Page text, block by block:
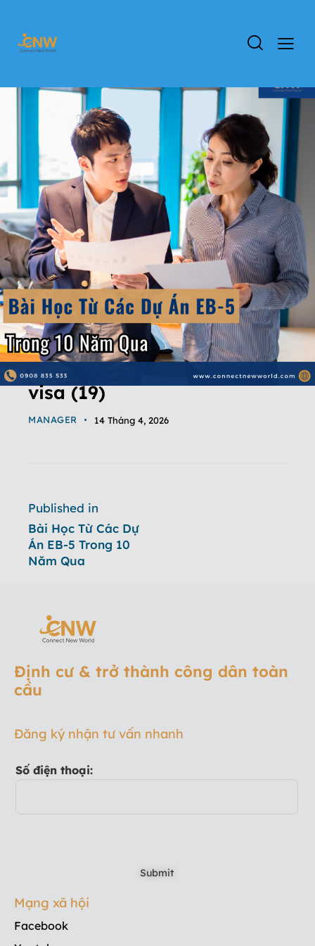
visa (19)
MANAGER 14 Tháng 4, 2026
Published in
Bài Học Từ Các Dự
Án EB-5 Trong 10
Năm Qua
Định cư & trở thành công dân toàn
cầu
Đăng ký nhận tư vấn nhanh
Số điện thoại:
Mạng xã hội
Facebook